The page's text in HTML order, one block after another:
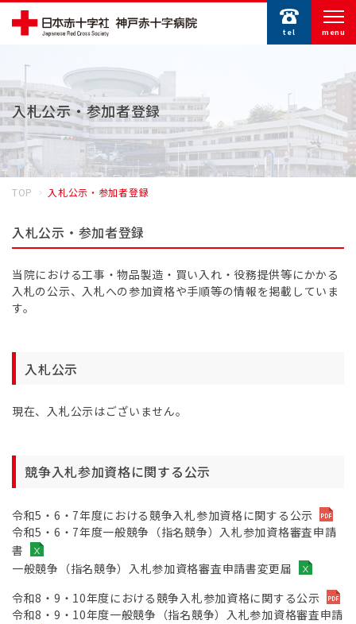
tel menu
入札公示・参加者登録
TOP 入札公示・参加者登録
入札公示・参加者登録
当院における工事・物品製造・買い入れ・役務提供等にかかる
入札の公示、入札への参加資格や手順等の情報を掲載していま
す。
入札公示
現在、入札公示はございません。
競争入札参加資格に関する公示
令和5・6・7年度における競争入札参加資格に関する公示
令和5・6・7年度一般競争（指名競争）入札参加資格審査申請
書
一般競争（指名競争）入札参加資格審査申請書変更届
令和8・9・10年度における競争入札参加資格に関する公示
令和8・9・10年度一般競争（指名競争）入札参加資格審査申請